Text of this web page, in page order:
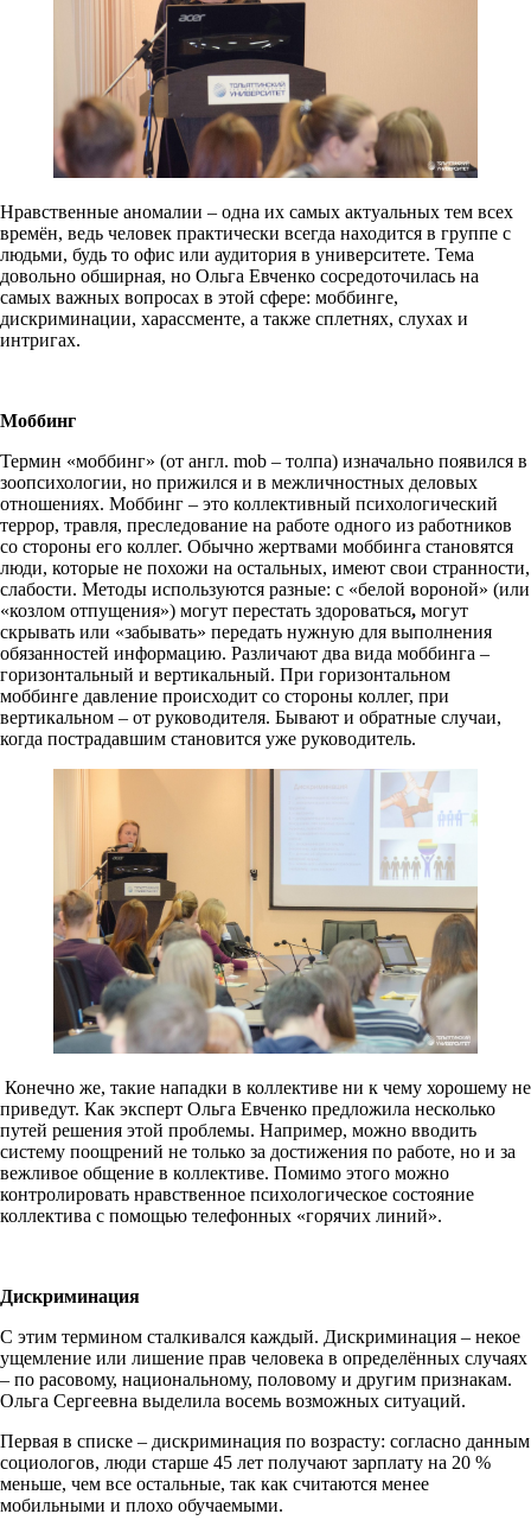
Нравственные аномалии – одна их самых актуальных тем всех
времён, ведь человек практически всегда находится в группе с
людьми, будь то офис или аудитория в университете. Тема
довольно обширная, но Ольга Евченко сосредоточилась на
самых важных вопросах в этой сфере: моббинге,
дискриминации, харассменте, а также сплетнях, слухах и
интригах.
Моббинг
Термин «моббинг» (от англ. mob – толпа) изначально появился в
зоопсихологии, но прижился и в межличностных деловых
отношениях. Моббинг – это коллективный психологический
террор, травля, преследование на работе одного из работников
со стороны его коллег. Обычно жертвами моббинга становятся
люди, которые не похожи на остальных, имеют свои странности,
слабости. Методы используются разные: с «белой вороной» (или
«козлом отпущения») могут перестать здороваться, могут
скрывать или «забывать» передать нужную для выполнения
обязанностей информацию. Различают два вида моббинга –
горизонтальный и вертикальный. При горизонтальном
моббинге давление происходит со стороны коллег, при
вертикальном – от руководителя. Бывают и обратные случаи,
когда пострадавшим становится уже руководитель.
Конечно же, такие нападки в коллективе ни к чему хорошему не
приведут. Как эксперт Ольга Евченко предложила несколько
путей решения этой проблемы. Например, можно вводить
систему поощрений не только за достижения по работе, но и за
вежливое общение в коллективе. Помимо этого можно
контролировать нравственное психологическое состояние
коллектива с помощью телефонных «горячих линий».
Дискриминация
С этим термином сталкивался каждый. Дискриминация – некое
ущемление или лишение прав человека в определённых случаях
– по расовому, национальному, половому и другим признакам.
Ольга Сергеевна выделила восемь возможных ситуаций.
Первая в списке – дискриминация по возрасту: согласно данным
социологов, люди старше 45 лет получают зарплату на 20 %
меньше, чем все остальные, так как считаются менее
мобильными и плохо обучаемыми.